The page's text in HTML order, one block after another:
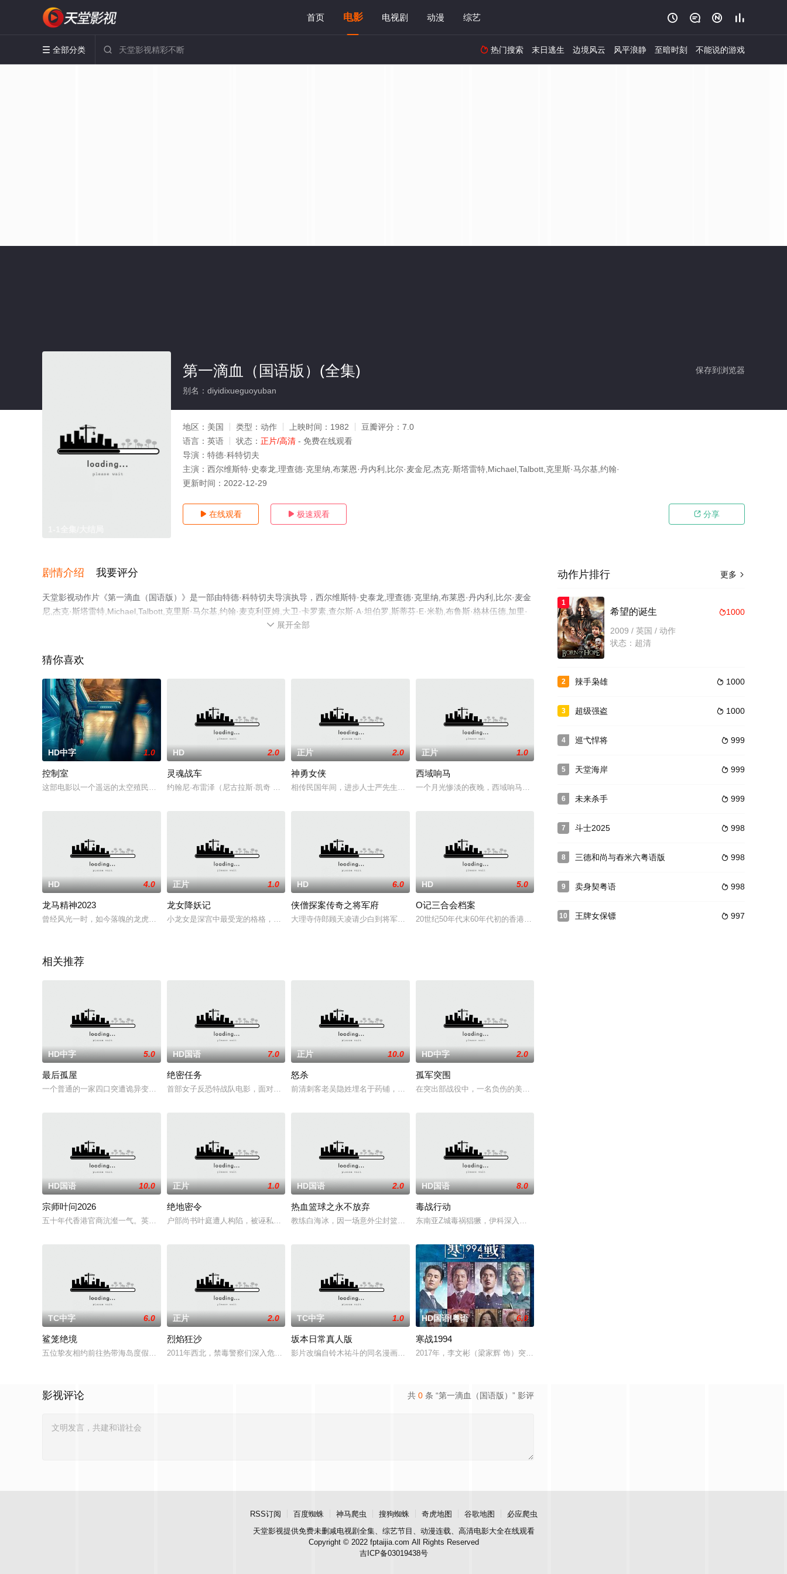
首页 电影 电视剧 动漫 综艺    
 全部分类   热门搜索 末日逃生 边境风云 风平浪静 至暗时刻 不能说的游戏
保存到浏览器
第一滴血（国语版）(全集)
别名：diyidixueguoyuban
地区： 美国 类型： 动作 上映时间： 1982 豆瓣评分： 7.0
语言： 英语 状态： 正片/高清 - 免费在线观看
导演： 特德·科特切夫
主演： 西尔维斯特·史泰龙,理查德·克里纳,布莱恩·丹内利,比尔·麦金尼,杰克·斯塔雷特,Michael,Talbott,克里斯·马尔基,约翰·
更新时间： 2022-12-29
 在线观看  极速观看  分享
剧情介绍 我要评分
天堂影视动作片《第一滴血（国语版）》是一部由特德·科特切夫导演执导，西尔维斯特·史泰龙,理查德·克里纳,布莱恩·丹内利,比尔·麦金
尼,杰克·斯塔雷特,Michael,Talbott,克里斯·马尔基,约翰·麦克利亚姆,大卫·卡罗素,查尔斯·A·坦伯罗,斯蒂芬·E·米勒,布鲁斯·格林伍德,加里·
海瑟林顿,史蒂芬·常,蘇琪·白,John,Rigg等演员精彩演绎的美国电影，大结局剧情已揭晓（1-1全集），手机免费观看高清无删减完整版电
 展开全部
猜你喜欢
HD中字 1.0
控制室
这部电影以一个遥远的太空殖民地为背景，熟练的控制者和安全专家奥利维亚负责殖
HD 2.0
灵魂战车
约翰尼·布雷泽（尼古拉斯·凯奇 饰）本是摩托车特级演员，当他发现父亲身患癌
正片 2.0
神勇女侠
相传民国年间，进步人士严先生得到一份藏宝图，准备送给南方革命党。官府得到消
正片 1.0
西域响马
一个月光惨淡的夜晚，西域响马头目杨剑飞带人袭击了一个部落。部落中的男女老少
HD 4.0
龙马精神2023
曾经风光一时，如今落魄的龙虎武师老罗（成龙 饰）与爱马赤兔相依为命。因赤兔
正片 1.0
龙女降妖记
小龙女是深宫中最受宠的格格，儿时一次偶遇，被一位世外高人收做徒弟，学了很多
HD 6.0
侠僧探案传奇之将军府
大理寺侍郎顾天凌请少白到将军府暗查其到底有无谋反。少白却意外发现将军二夫人
HD 5.0
O记三合会档案
20世纪50年代末60年代初的香港，警匪勾结，乌烟瘴气。其中，九龙城寨更是
相关推荐
HD中字 5.0
最后孤屋
一个普通的一家四口突遭诡异变故，被困在自家房屋中超过 1000 天无法出门
HD国语 7.0
绝密任务
首部女子反恐特战队电影，面对恐怖主义恶势力，“最飒女子反恐特战队”临危受命
正片 10.0
怒杀
前清刺客老吴隐姓埋名于药铺，却为守护单亲母女小茜和依依，被迫出手击杀黑帮一
HD中字 2.0
孤军突围
在突出部战役中，一名负伤的美军士兵被困在饱受战火摧残的比利时敌后，他凭借机
HD国语 10.0
宗师叶问2026
五十年代香港官商沆瀣一气。英商勾结黑帮强拆工厂压榨劳工，叶问挺身仗义执言，
正片 1.0
绝地密令
户部尚书叶庭遭人构陷，被诬私贪国库银两，身陷囹圄在即，叶庭急召其子叶护相见
HD国语 2.0
热血篮球之永不放弃
教练白海冰，因一场意外尘封篮球梦。为完成病危师兄的嘱托，他接手一支被嘲为“
HD国语 8.0
毒战行动
东南亚Z城毒祸猖獗，伊科深入制毒组织卧底，终以智勇双全赢得毒枭哥丹威信任，
TC中字 6.0
鲨笼绝境
五位挚友相约前往热带海岛度假，计划在碧蓝海域中体验刺激的鲨鱼笼潜水，同时享
正片 2.0
烈焰狂沙
2011年西北，禁毒警察们深入危险境地，与毒贩展开了一场惊心动魄的较量。三
TC中字 1.0
坂本日常真人版
影片改编自铃木祐斗的同名漫画，天才杀手主人公·坂本太郎（目黑莲 饰）因对在
HD国语|粤语 6.0
寒战1994
2017年，李文彬（梁家辉 饰）突然失踪，与此同时，蔡元祺在英国惨遭暗杀。
共 0 条 “第一滴血（国语版）” 影评
影视评论
更多 
动作片排行
1
1000
希望的诞生
2009 / 英国 / 动作
状态：超清
2  1000
辣手枭雄
3  1000
超级强盗
4  999
巡弋悍将
5  999
天堂海岸
6  999
未来杀手
7  998
斗士2025
8  998
三德和尚与舂米六粤语版
9  998
卖身契粤语
10  997
王牌女保镖
RSS订阅 百度蜘蛛 神马爬虫 搜狗蜘蛛 奇虎地图 谷歌地图
必应爬虫
天堂影视提供免费未删减电视剧全集、综艺节目、动漫连载、高清电影大全在线观看
Copyright © 2022 fptaijia.com All Rights Reserved
吉ICP备03019438号